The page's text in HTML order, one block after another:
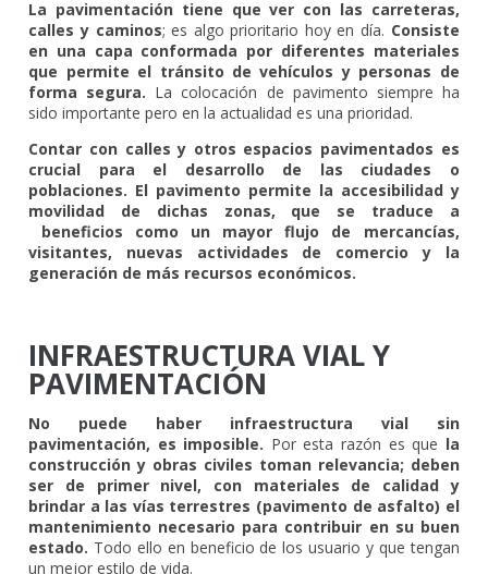
La pavimentación tiene que ver con las carreteras,
calles y caminos; es algo prioritario hoy en día. Consiste
en una capa conformada por diferentes materiales
que permite el tránsito de vehículos y personas de
forma segura. La colocación de pavimento siempre ha
sido importante pero en la actualidad es una prioridad.
Contar con calles y otros espacios pavimentados es
crucial para el desarrollo de las ciudades o
poblaciones. El pavimento permite la accesibilidad y
movilidad de dichas zonas, que se traduce a
beneficios como un mayor flujo de mercancías,
visitantes, nuevas actividades de comercio y la
generación de más recursos económicos.
INFRAESTRUCTURA VIAL Y
PAVIMENTACIÓN
No puede haber infraestructura vial sin
pavimentación, es imposible. Por esta razón es que la
construcción y obras civiles toman relevancia; deben
ser de primer nivel, con materiales de calidad y
brindar a las vías terrestres (pavimento de asfalto) el
mantenimiento necesario para contribuir en su buen
estado. Todo ello en beneficio de los usuario y que tengan
un mejor estilo de vida.